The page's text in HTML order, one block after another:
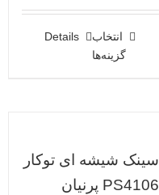
انتخاب
گزینه‌ها
Details
سینک شیشه ای توکار
PS4106 پرنیان